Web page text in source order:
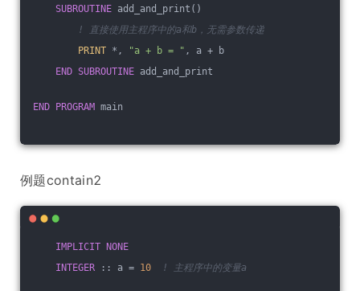
SUBROUTINE add_and_print()
! 直接使用主程序中的a和b，无需参数传递
PRINT *, "a + b = " , a + b
END SUBROUTINE add_and_print
END PROGRAM main
例题contain2
IMPLICIT
NONE
INTEGER :: a = 10 ! 主程序中的变量a